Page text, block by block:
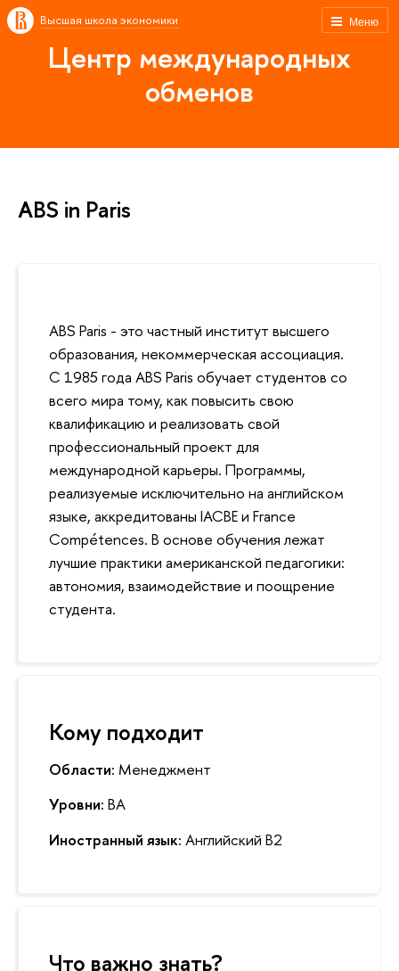
Меню
Высшая школа экономики
Центр международных
обменов
ABS in Paris
ABS Paris - это частный институт высшего
образования, некоммерческая ассоциация.
С 1985 года ABS Paris обучает студентов со
всего мира тому, как повысить свою
квалификацию и реализовать свой
профессиональный проект для
международной карьеры. Программы,
реализуемые исключительно на английском
языке, аккредитованы IACBE и France
Compétences. В основе обучения лежат
лучшие практики американской педагогики:
автономия, взаимодействие и поощрение
студента.
Кому подходит
Области: Менеджмент
Уровни: BA
Иностранный язык: Английский B2
Что важно знать?